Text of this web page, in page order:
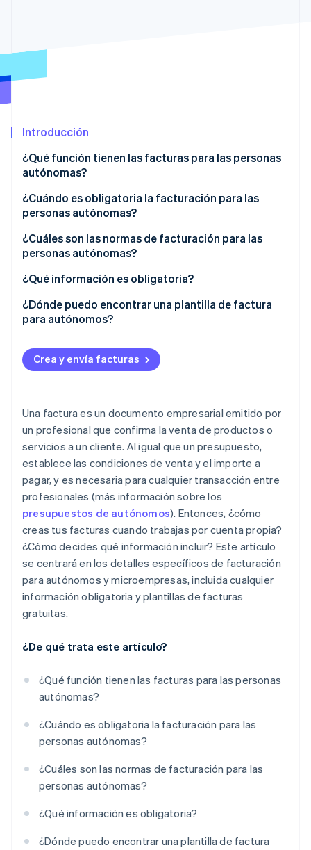
Atlas
Verificación de identidad en línea
Stripe Sessions 2026
para la IA.
Ver ahora
Introducción
¿Qué función tienen las facturas para las personas
autónomas?
¿Cuándo es obligatoria la facturación para las
personas autónomas?
¿Cuáles son las normas de facturación para las
personas autónomas?
¿Qué información es obligatoria?
Información específica
Multas
¿Dónde puedo encontrar una plantilla de factura
para autónomos?
Crea y envía facturas
Una factura es un documento empresarial emitido por
un profesional que confirma la venta de productos o
servicios a un cliente. Al igual que un presupuesto,
establece las condiciones de venta y el importe a
pagar, y es necesaria para cualquier transacción entre
profesionales (más información sobre los
presupuestos de autónomos). Entonces, ¿cómo
creas tus facturas cuando trabajas por cuenta propia?
¿Cómo decides qué información incluir? Este artículo
se centrará en los detalles específicos de facturación
para autónomos y microempresas, incluida cualquier
información obligatoria y plantillas de facturas
gratuitas.
¿De qué trata este artículo?
¿Qué función tienen las facturas para las personas
autónomas?
¿Cuándo es obligatoria la facturación para las
personas autónomas?
¿Cuáles son las normas de facturación para las
personas autónomas?
¿Qué información es obligatoria?
¿Dónde puedo encontrar una plantilla de factura